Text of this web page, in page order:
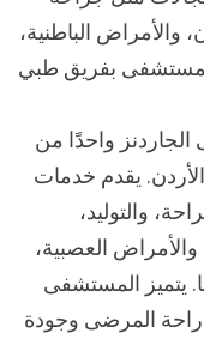
والأمراض الباطنية،
بفريق طبي
واحدًا من
يقدم خدمات
والتوليد،
العصبية،
يتميز المستشفى
راحة المرضى وجودة